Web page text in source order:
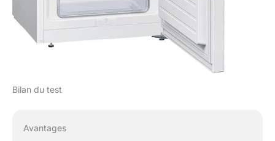
Bilan du test
Avantages